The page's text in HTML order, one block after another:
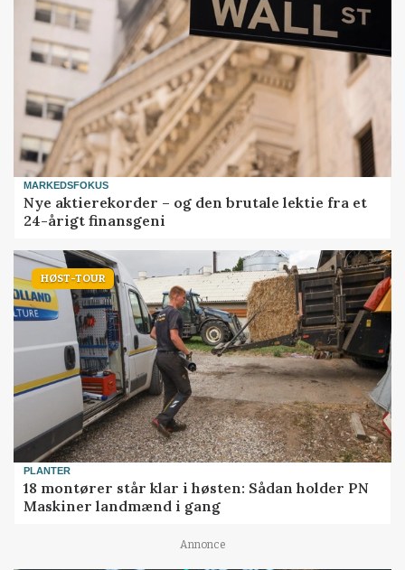
MARKEDSFOKUS
Nye aktierekorder – og den brutale lektie fra et
24-årigt finansgeni
HØST-TOUR
PLANTER
18 montører står klar i høsten: Sådan holder PN
Maskiner landmænd i gang
Annonce